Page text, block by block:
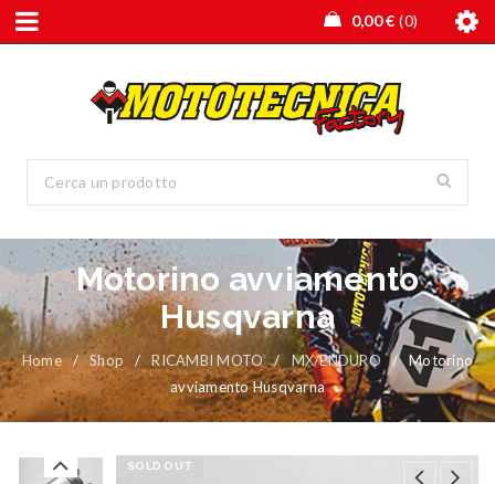
0,00€ 0
Motorino avviamento
Husqvarna
Home / Shop / RICAMBI MOTO / MX/ENDURO /
Motorino
avviamento Husqvarna
SOLD OUT